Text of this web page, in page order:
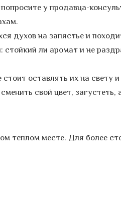
у продавца-
духов на запястье и
стойкий ли аромат и не
оставлять их на свету и
свой цвет,
теплом месте. Для более